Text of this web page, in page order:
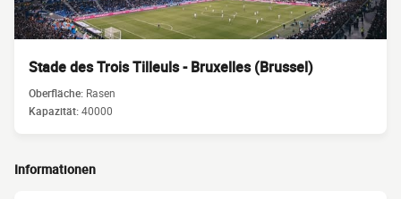
Stade des Trois Tilleuls - Bruxelles (Brussel)
Oberfläche: Rasen
Kapazität:40000
Informationen